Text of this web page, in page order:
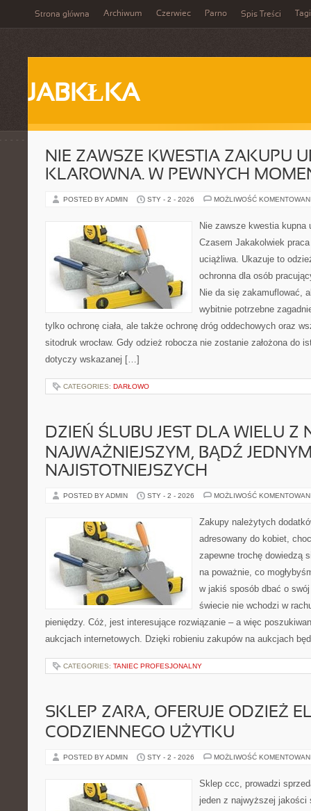
Strona główna Archiwum Czerwiec Parno Spis Treści Tagi
JABKŁKA
NIE ZAWSZE KWESTIA ZAKUPU
KLAROWNA. W PEWNYCH
POSTED BY ADMIN STY - 2 - 2026 MOŻLIWOŚĆ
Nie zawsze kwestia kupna
Czasem Jakakolwiek
uciążliwa. Ukazuje to
ochronna dla osób
Nie da się zakamuflować,
wybitnie potrzebne
tylko ochronę ciała, ale także ochronę dróg oddechowych oraz
sitodruk wrocław. Gdy odzież robocza nie zostanie założona do
dotyczy wskazanej […]
CATEGORIES: DARŁOWO
DZIEŃ ŚLUBU JEST DLA WIELU Z
NAJWAŻNIEJSZYM, BĄDŹ
NAJISTOTNIEJSZYCH
POSTED BY ADMIN STY - 2 - 2026 MOŻLIWOŚĆ
Zakupy należytych
adresowany do kobiet,
zapewne trochę dowiedzą
na poważnie, co
w jakiś sposób dbać o
świecie nie wchodzi w
pieniędzy. Cóż, jest interesujące rozwiązanie – a więc
aukcjach internetowych. Dzięki robieniu zakupów na aukcjach
CATEGORIES: TANIEC PROFESJONALNY
SKLEP ZARA, OFERUJE ODZIEŻ
CODZIENNEGO UŻYTKU
POSTED BY ADMIN STY - 2 - 2026 MOŻLIWOŚĆ
Sklep ccc, prowadzi
jeden z najwyższej jakości